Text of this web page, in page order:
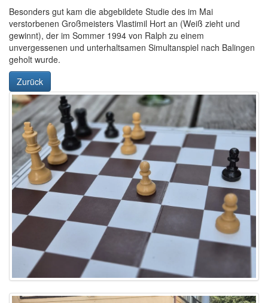
Besonders gut kam die abgebildete Studie des im Mai
verstorbenen Großmeisters Vlastimil Hort an (Weiß zieht und
gewinnt), der im Sommer 1994 von Ralph zu einem
unvergessenen und unterhaltsamen Simultanspiel nach Balingen
geholt wurde.
Zurück